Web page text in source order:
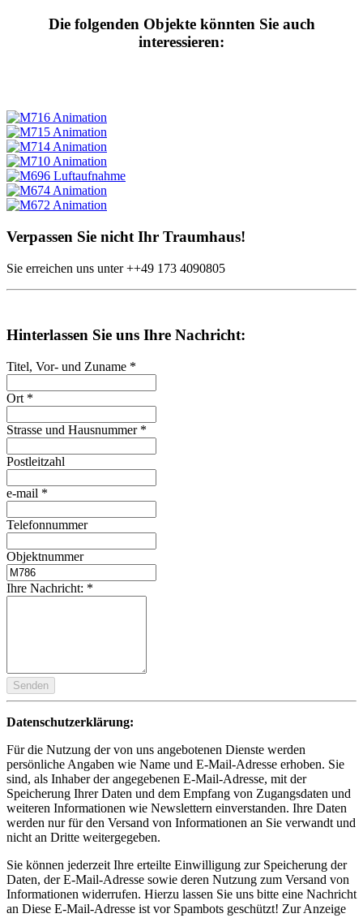
Die folgenden Objekte könnten Sie auch
interessieren:
Verpassen Sie nicht Ihr Traumhaus!
Sie erreichen uns unter++49 173 4090805
Hinterlassen Sie uns Ihre Nachricht:
Titel, Vor- und Zuname *
Ort *
Strasse und Hausnummer *
Postleitzahl
e-mail *
Telefonnummer
Objektnummer
Ihre Nachricht: *
Senden
Datenschutzerklärung:
Für die Nutzung der von uns angebotenen Dienste werden
persönliche Angaben wie Name und E-Mail-Adresse erhoben. Sie
sind, als Inhaber der angegebenen E-Mail-Adresse, mit der
Speicherung Ihrer Daten und dem Empfang von Zugangsdaten und
weiteren Informationen wie Newslettern einverstanden. Ihre Daten
werden nur für den Versand von Informationen an Sie verwandt und
nicht an Dritte weitergegeben.
Sie können jederzeit Ihre erteilte Einwilligung zur Speicherung der
Daten, der E-Mail-Adresse sowie deren Nutzung zum Versand von
Informationen widerrufen. Hierzu lassen Sie uns bitte eine Nachricht
an Diese E-Mail-Adresse ist vor Spambots geschützt! Zur Anzeige